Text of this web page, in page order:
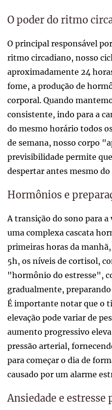
O poder do ritmo
O principal responsável
ritmo circadiano, nosso
aproximadamente 24
fome, a produção de
corporal. Quando
consistente, indo para a
do mesmo horário todos
de semana, nosso corpo
previsibilidade permite
despertar antes mesmo
Hormônios e
A transição do sono para
uma complexa cascata
primeiras horas da
5h, os níveis de cortisol,
"hormônio do estresse",
gradualmente,
É importante notar que o
elevação pode variar de
aumento progressivo
pressão arterial,
para começar o dia de
causado por um alarme
Ansiedade e